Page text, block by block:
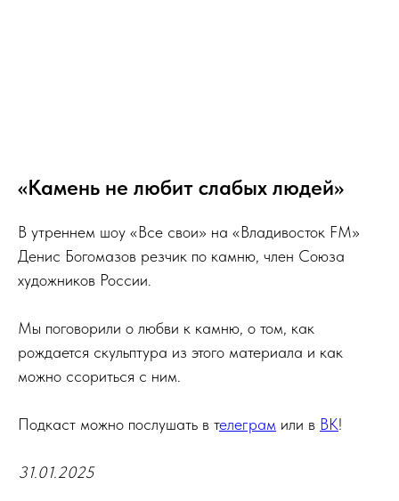
«Камень не любит слабых людей»
В утреннем шоу «Все свои» на «Владивосток FM»
Денис Богомазов резчик по камню, член Союза
художников России.
Мы поговорили о любви к камню, о том, как
рождается скульптура из этого материала и как
можно ссориться с ним.
Подкаст можно послушать в телеграм или в ВК!
31.01.2025